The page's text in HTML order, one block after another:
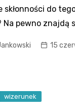
skłonności do
Na pewno znajdą
15
wizerunek